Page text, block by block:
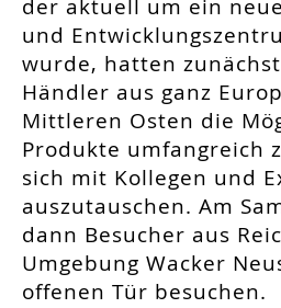
der aktuell um ein
und
wurde, hatten
Händler aus ganz
Mittleren Osten die
Produkte umfangreich
sich mit Kollegen und
auszutauschen. Am
dann Besucher aus
Umgebung Wacker
offenen Tür besuchen.